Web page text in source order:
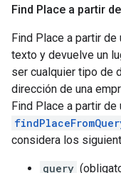
Find Place a partir
Find Place a partir de
texto y devuelve un
ser cualquier tipo de
dirección de una
Find Place a partir
considera los
query